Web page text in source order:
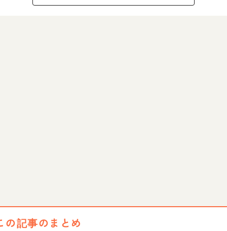
の記事のまとめ